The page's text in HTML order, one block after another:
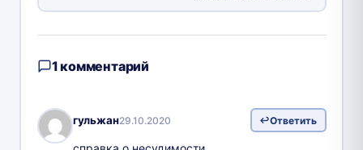
1 комментарий
гульжан29.10.2020 Ответить